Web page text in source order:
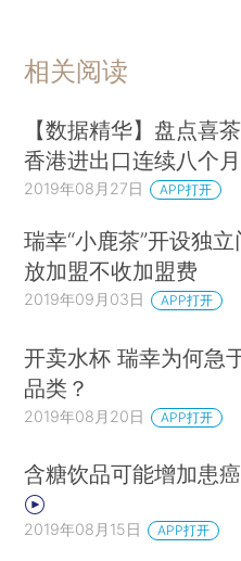
相关阅读
【数据精华】盘点喜
香港进出口连续八个
2019年08月27日 APP打开
瑞幸“小鹿茶”开设独
放加盟不收加盟费
2019年09月03日 APP打开
开卖水杯 瑞幸为何急
品类？
2019年08月20日 APP打开
含糖饮品可能增加患
2019年08月15日 APP打开